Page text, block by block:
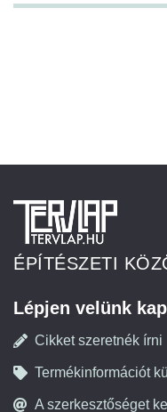
ÉPÍTÉSZETI
Lépjen velünk
Cikket szeretnék írni
Termékinformációt
A szerkesztőséget